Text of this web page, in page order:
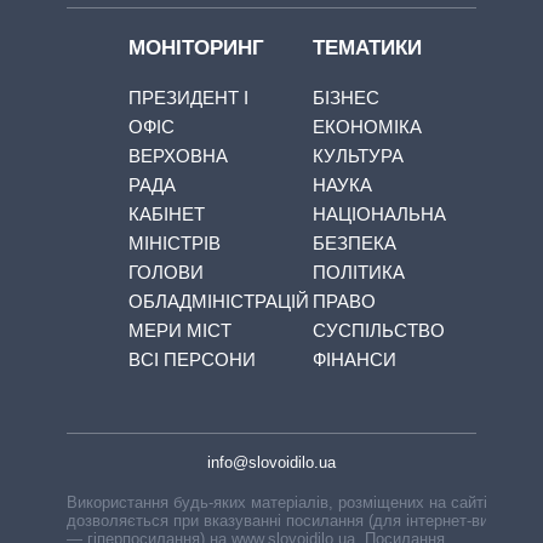
МОНІТОРИНГ
ПРЕЗИДЕНТ І
ОФІС
ВЕРХОВНА
РАДА
КАБІНЕТ
МІНІСТРІВ
ГОЛОВИ
ОБЛАДМІНІСТРАЦІЙ
МЕРИ МІСТ
ВСІ ПЕРСОНИ
ТЕМАТИКИ
БІЗНЕС
ЕКОНОМІКА
КУЛЬТУРА
НАУКА
НАЦІОНАЛЬНА
БЕЗПЕКА
ПОЛІТИКА
ПРАВО
СУСПІЛЬСТВО
ФІНАНСИ
info@slovoidilo.ua
Використання будь-яких матеріалів, розміщених на сайті,
дозволяється при вказуванні посилання (для інтернет-видань
— гіперпосилання) на www.slovoidilo.ua. Посилання